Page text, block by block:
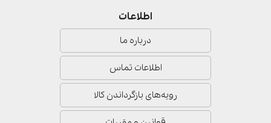
اطلاعات
درباره ما
اطلاعات تماس
رویه‌های بازگرداندن کالا